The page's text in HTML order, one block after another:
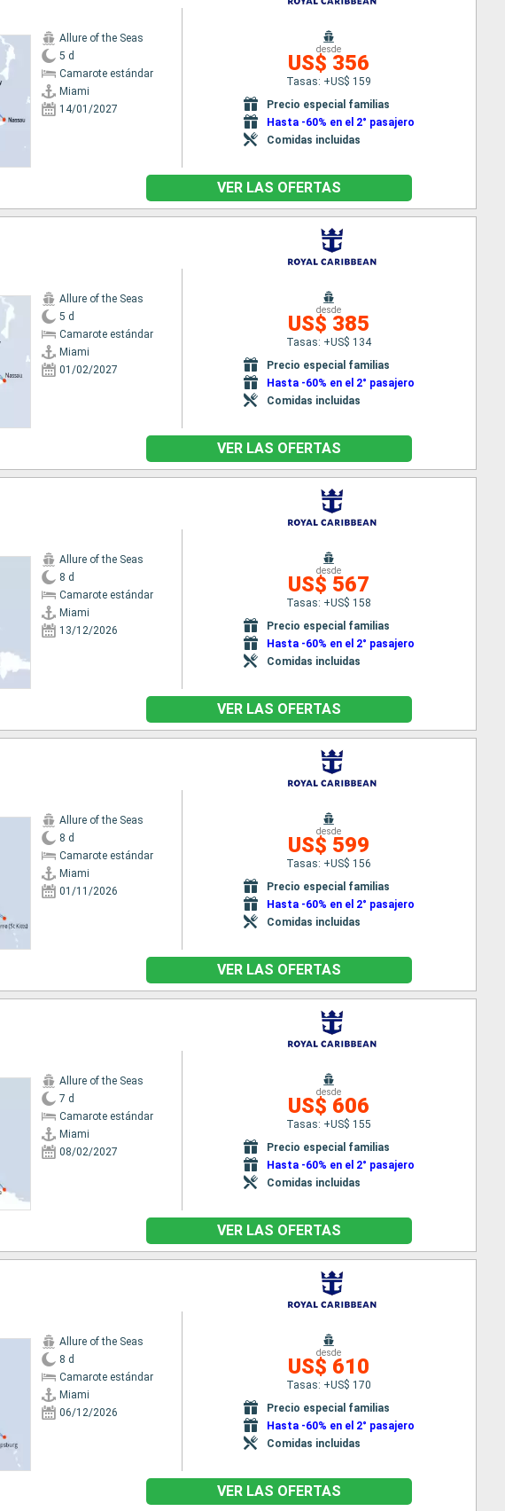
Allure of the Seas
5 d
Camarote estándar
Miami
14/01/2027
desde
US$ 356
Tasas: +US$ 159
Precio especial familias
Hasta -60% en el 2° pasajero
Comidas incluidas
VER LAS OFERTAS
Allure of the Seas
5 d
Camarote estándar
Miami
01/02/2027
desde
US$ 385
Tasas: +US$ 134
Precio especial familias
Hasta -60% en el 2° pasajero
Comidas incluidas
VER LAS OFERTAS
Allure of the Seas
8 d
Camarote estándar
Miami
13/12/2026
desde
US$ 567
Tasas: +US$ 158
Precio especial familias
Hasta -60% en el 2° pasajero
Comidas incluidas
VER LAS OFERTAS
Allure of the Seas
8 d
Camarote estándar
Miami
01/11/2026
desde
US$ 599
Tasas: +US$ 156
Precio especial familias
Hasta -60% en el 2° pasajero
Comidas incluidas
VER LAS OFERTAS
Allure of the Seas
7 d
Camarote estándar
Miami
08/02/2027
desde
US$ 606
Tasas: +US$ 155
Precio especial familias
Hasta -60% en el 2° pasajero
Comidas incluidas
VER LAS OFERTAS
Allure of the Seas
8 d
Camarote estándar
Miami
06/12/2026
desde
US$ 610
Tasas: +US$ 170
Precio especial familias
Hasta -60% en el 2° pasajero
Comidas incluidas
VER LAS OFERTAS